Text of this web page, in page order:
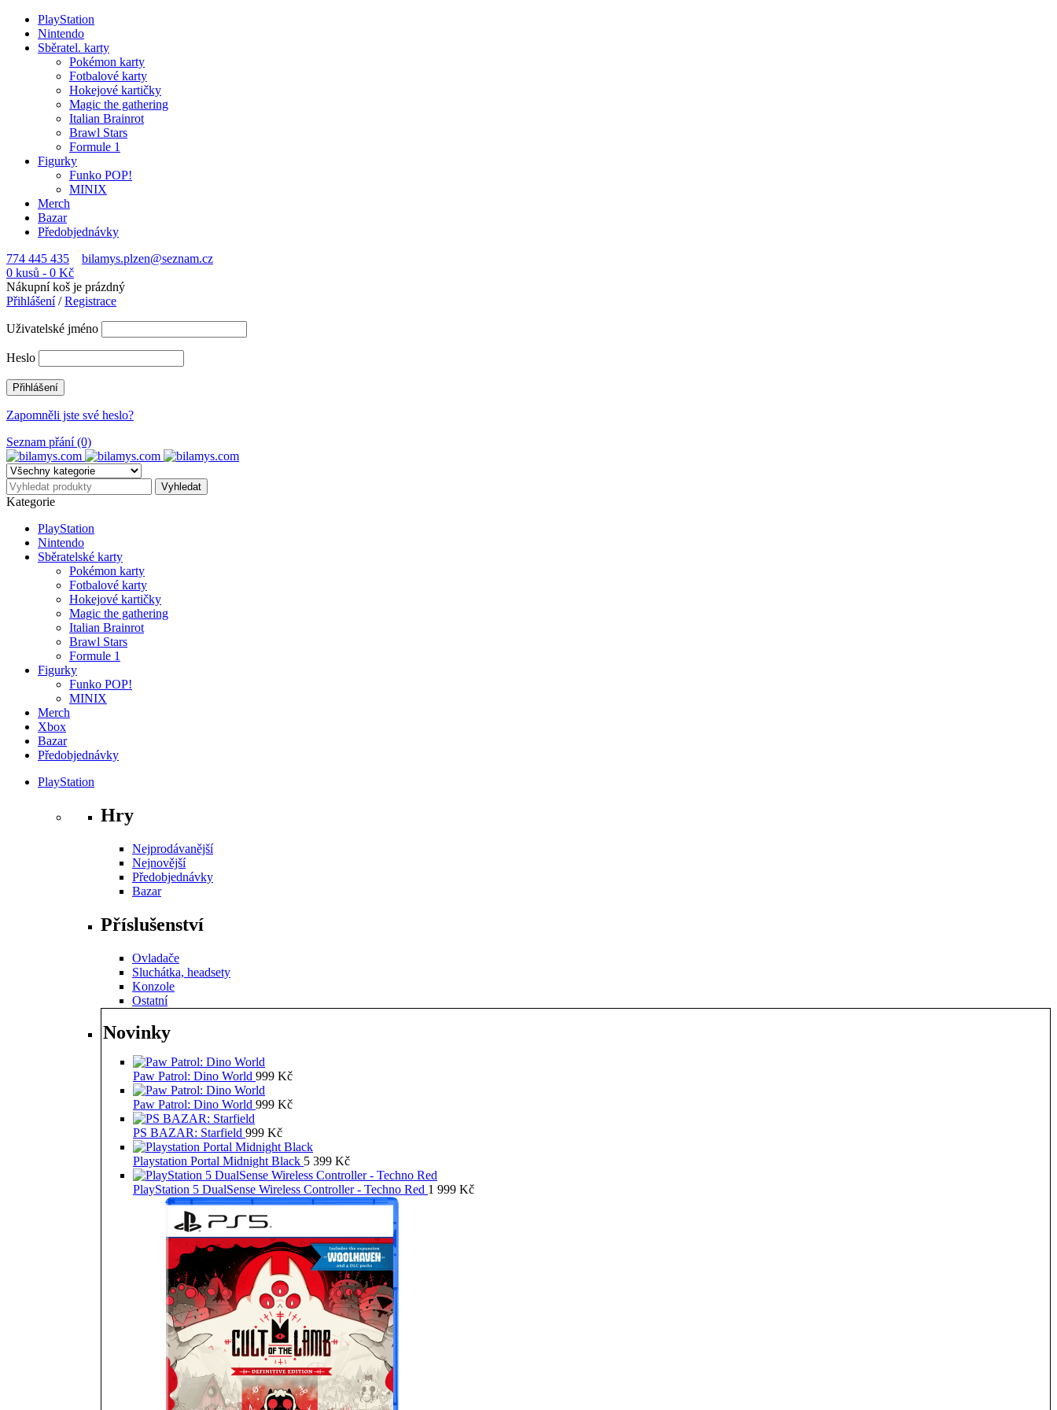
PlayStation
Nintendo
Sběratel. karty
Pokémon karty
Fotbalové karty
Hokejové kartičky
Magic the gathering
Italian Brainrot
Brawl Stars
Formule 1
Figurky
Funko POP!
MINIX
Merch
Bazar
Předobjednávky
774 445 435
bilamys.plzen@seznam.cz
0 kusů - 0 Kč
Nákupní koš je prázdný
Přihlášení/Registrace
Uživatelské jméno
Heslo
Zapomněli jste své heslo?
Seznam přání (0)
Kategorie
PlayStation
Nintendo
Sběratelské karty
Pokémon karty
Fotbalové karty
Hokejové kartičky
Magic the gathering
Italian Brainrot
Brawl Stars
Formule 1
Figurky
Funko POP!
MINIX
Merch
Xbox
Bazar
Předobjednávky
PlayStation
Hry
Nejprodávanější
Nejnovější
Předobjednávky
Bazar
Příslušenství
Ovladače
Sluchátka, headsety
Konzole
Ostatní
Novinky
Paw Patrol: Dino World 999 Kč
Paw Patrol: Dino World 999 Kč
PS BAZAR: Starfield 999 Kč
Playstation Portal Midnight Black 5 399 Kč
PlayStation 5 DualSense Wireless Controller - Techno Red 1 999 Kč